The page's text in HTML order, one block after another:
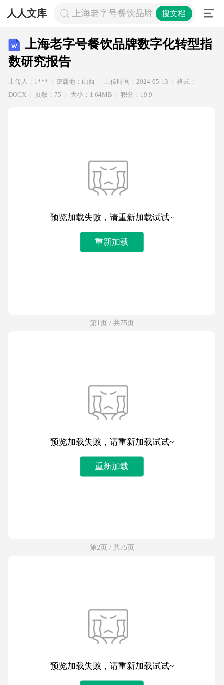
人人文库 上海老字号餐饮品牌数字化转型指数
搜文档
上海老字号餐饮品牌数字化转型指
数研究报告
上传人：1*** IP属地：山西 上传时间：2024-05-13
格式：
DOCX
页数：75 大小：1.64MB 积分：19.9
预览加载失败，请重新加载试试~
重新加载
第1页 / 共75页
预览加载失败，请重新加载试试~
重新加载
第2页 / 共75页
预览加载失败，请重新加载试试~